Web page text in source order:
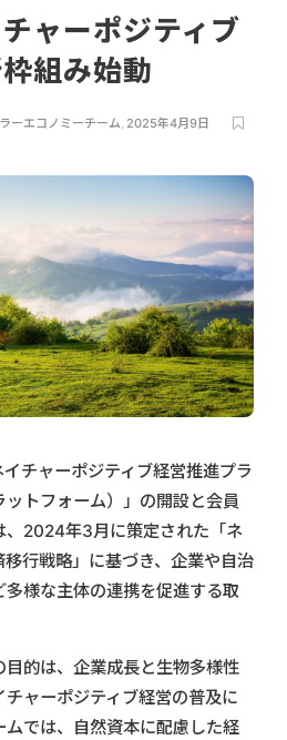
ャーポジティブ
組み始動
ーエコノミーチーム, 2025年4月9日
チャーポジティブ経営推進プラ
トフォーム）」の開設と会員
、2024年3月に策定された「ネ
行戦略」に基づき、企業や自治
様な主体の連携を促進する取
目的は、企業成長と生物多様性
ャーポジティブ経営の普及に
では、自然資本に配慮した経